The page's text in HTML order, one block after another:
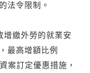
法令限制。
增繳外勞的就業安
最高增額比例
案訂定優惠措施，